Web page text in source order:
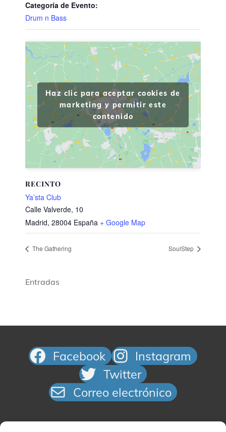
Categoría de Evento:
Drum n Bass
RECINTO
Ya’sta Club
Calle Valverde, 10
Madrid, 28004 España + Google Map
Haz clic para aceptar cookies de
marketing y permitir este
contenido
The Gathering SoulStep
Entradas
Facebook
Instagram
Twitter
Correo electrónico